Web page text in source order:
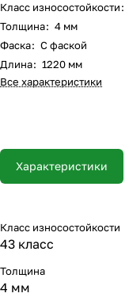
Класс износостойкости:
Толщина: 4 мм
Фаска: С фаской
Длина: 1220 мм
Все характеристики
Характеристики
Класс износостойкости
43 класс
Толщина
4 мм